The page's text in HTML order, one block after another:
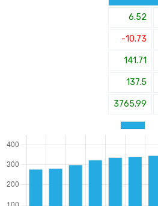
6.52
-10.73
141.71
137.5
3765.99